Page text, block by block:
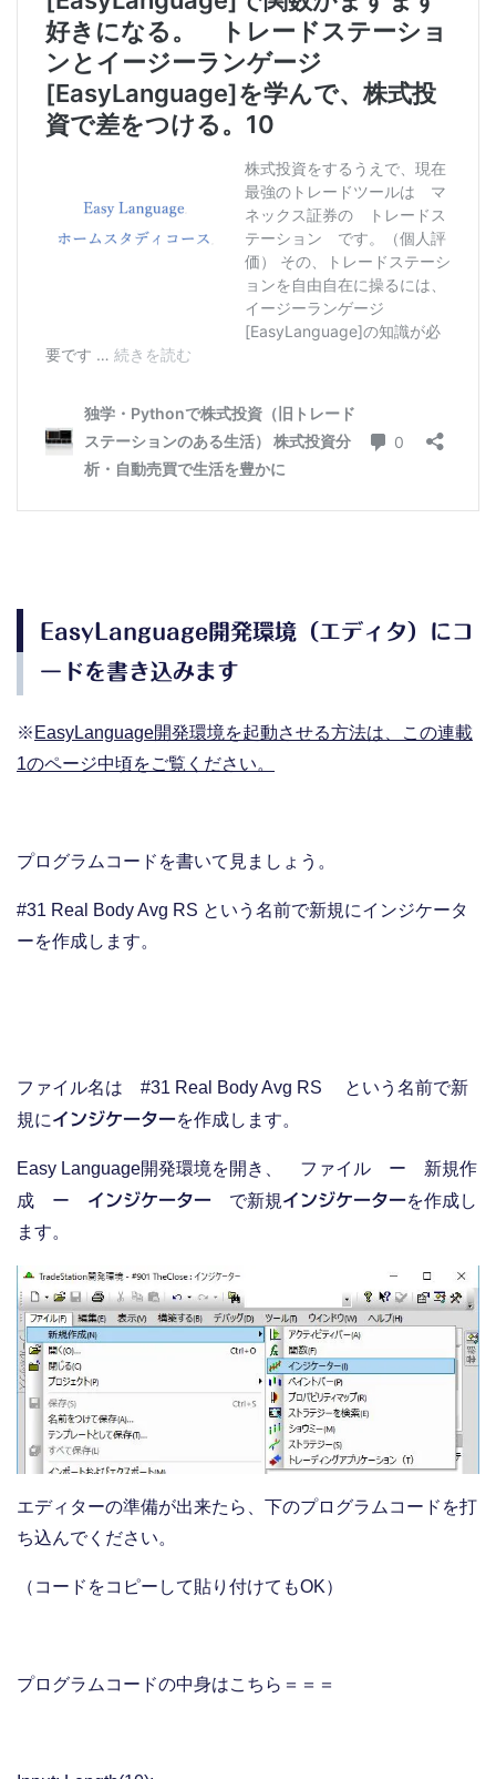
EasyLanguage開発環境（エディタ）にコ
ードを書き込みます
※ EasyLanguage開発環境を起動させる方法は、この連載
1のページ中頃をご覧ください。
プログラムコードを書いて見ましょう。
#31 Real Body Avg RS という名前で新規にインジケータ
ーを作成します。
ファイル名は #31 Real Body Avg RS という名前で新
規にインジケーターを作成します。
Easy Language開発環境を開き、 ファイル ー 新規作
成 ー インジケーター で新規インジケーターを作成し
ます。
エディターの準備が出来たら、下のプログラムコードを打
ち込んでください。
（コードをコピーして貼り付けてもOK）
プログラムコードの中身はこちら＝＝＝